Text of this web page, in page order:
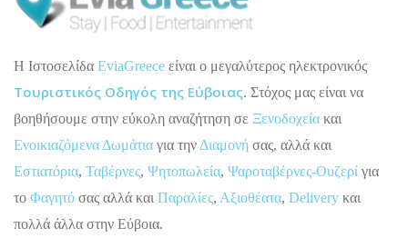
H Ιστοσελίδα EviaGreece είναι ο μεγαλύτερος ηλεκτρονικός
Τουριστικός Οδηγός της Εύβοιας. Στόχος μας είναι να
βοηθήσουμε στην εύκολη αναζήτηση σε Ξενοδοχεία και
Ενοικιαζόμενα Δωμάτια για την Διαμονή σας, αλλά και
Εστιατόρια, Ταβέρνες, Ψητοπωλεία, Ψαροταβέρνες-Ουζερί για
το Φαγητό σας αλλά και Παραλίες, Αξιοθέατα, Delivery και
πολλά άλλα στην Εύβοια.